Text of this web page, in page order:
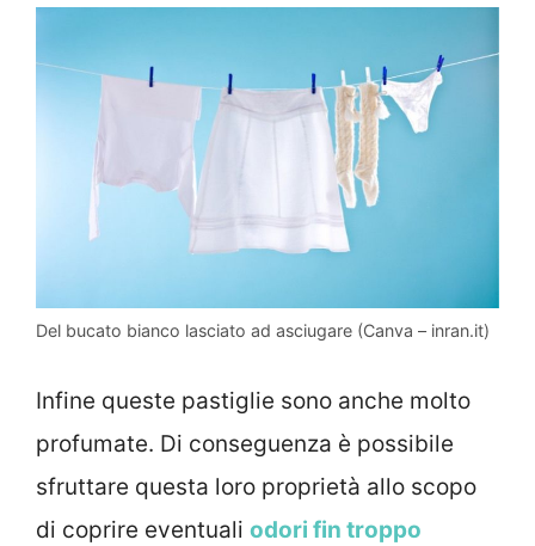
Del bucato bianco lasciato ad asciugare (Canva – inran.it)
Infine queste pastiglie sono anche molto
profumate. Di conseguenza è possibile
sfruttare questa loro proprietà allo scopo
di coprire eventuali odori fin troppo